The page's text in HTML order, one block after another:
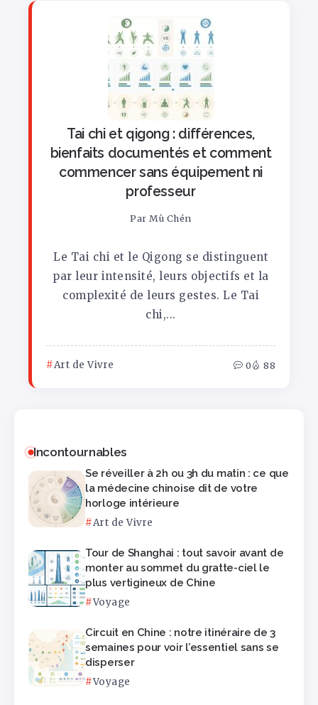
Tai chi et qigong : différences,
bienfaits documentés et comment
commencer sans équipement ni
professeur
Par Mù Chén
Le Tai chi et le Qigong se distinguent
par leur intensité, leurs objectifs et la
complexité de leurs gestes. Le Tai
chi,...
Art de Vivre 0 88
Incontournables
Se réveiller à 2h ou 3h du matin : ce que
la médecine chinoise dit de votre
horloge intérieure
Art de Vivre
Tour de Shanghai : tout savoir avant de
monter au sommet du gratte-ciel le
plus vertigineux de Chine
Voyage
Circuit en Chine : notre itinéraire de 3
semaines pour voir l’essentiel sans se
disperser
Voyage